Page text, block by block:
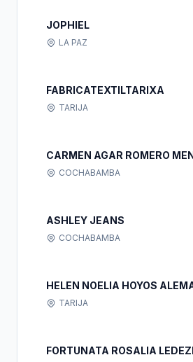
JOPHIEL
LA PAZ
FABRICATEXTILTARIXA
TARIJA
CARMEN AGAR ROMERO
COCHABAMBA
ASHLEY JEANS
COCHABAMBA
HELEN NOELIA HOYOS
TARIJA
FORTUNATA ROSALIA